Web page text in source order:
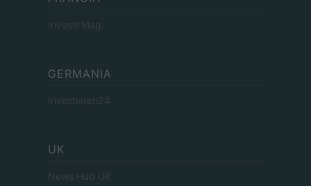
InvestirMag
GERMANIA
Investieren24
UK
News Hub UK